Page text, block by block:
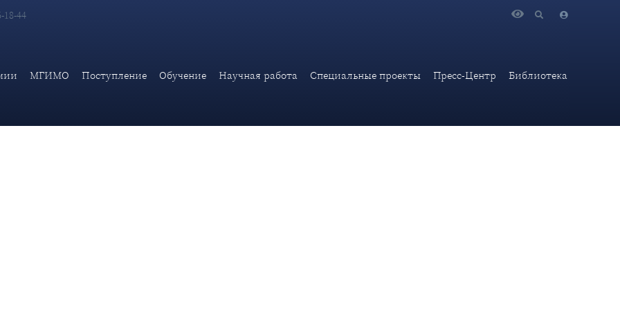
18-44
МГИМО Поступление Обучение Научная работа Специальные проекты Пресс-Центр Библиотека